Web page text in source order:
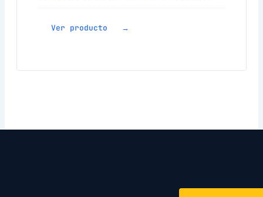
Ver producto →